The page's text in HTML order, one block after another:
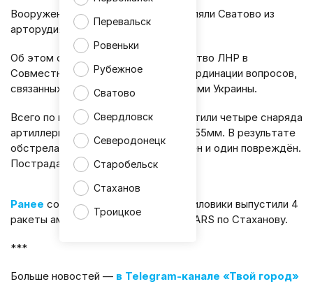
Перевальск
Ровеньки
Рубежное
Сватово
Свердловск
Северодонецк
Старобельск
Стаханов
Троицкое
Вооруженные силы Украины обстреляли Сватово из
арторудия.
Об этом сообщает представительство ЛНР в
Совместном центре контроля и координации вопросов,
связанных с военными преступлениями Украины.
Всего по населенному пункту выпустили четыре снаряда
артиллерийского орудия калибром 155мм. В результате
обстрела один жилой дом уничтожен и один повреждён.
Пострадавших не обнаружено.
Ранее сообщалось, что киевские силовики выпустили 4
ракеты американской системы HIMARS по Стаханову.
***
Больше новостей — в Telegram-канале «Твой город»